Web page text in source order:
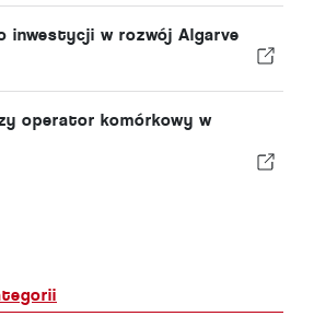
inwestycji w rozwój Algarve
operator komórkowy w